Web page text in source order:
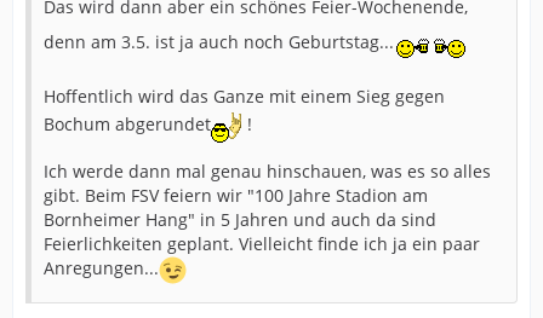
Das wird dann aber ein schönes Feier-Wochenende,
denn am 3.5. ist ja auch noch Geburtstag...
Hoffentlich wird das Ganze mit einem Sieg gegen
Bochum abgerundet
!
Ich werde dann mal genau hinschauen, was es so alles
gibt. Beim FSV feiern wir "100 Jahre Stadion am
Bornheimer Hang" in 5 Jahren und auch da sind
Feierlichkeiten geplant. Vielleicht finde ich ja ein paar
Anregungen...